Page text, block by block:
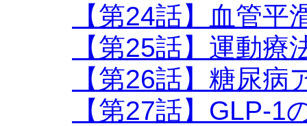
【第24話】血管
【第25話】運動療
【第26話】糖尿病
【第27話】GLP-1